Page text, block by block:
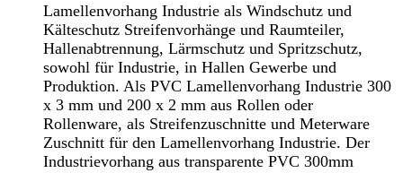
Lamellenvorhang Industrie als Windschutz und
Kälteschutz Streifenvorhänge und Raumteiler,
Hallenabtrennung, Lärmschutz und Spritzschutz,
sowohl für Industrie, in Hallen Gewerbe und
Produktion. Als PVC Lamellenvorhang Industrie 300
x 3 mm und 200 x 2 mm aus Rollen oder
Rollenware, als Streifenzuschnitte und Meterware
Zuschnitt für den Lamellenvorhang Industrie. Der
Industrievorhang aus transparente PVC 300mm